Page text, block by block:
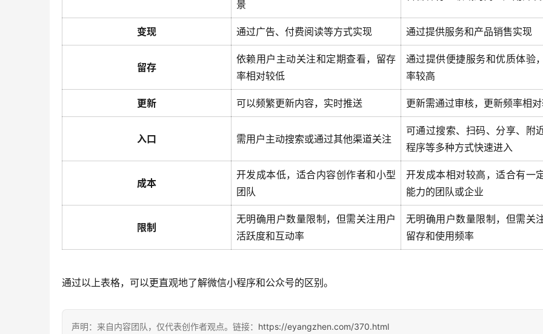
景
变现 通过广告、付费阅读等方式实现 通过提供服务和产品销售实现
留存
依赖用户主动关注和定期查看，留存
率相对较低
通过提供便捷服务和优质体验
率较高
更新 可以频繁更新内容，实时推送 更新需通过审核，更新频率相
入口 需用户主动搜索或通过其他渠道关注
可通过搜索、扫码、分享、附
程序等多种方式快速进入
成本
开发成本低，适合内容创作者和小型
团队
开发成本相对较高，适合有一
能力的团队或企业
限制
无明确用户数量限制，但需关注用户
活跃度和互动率
无明确用户数量限制，但需关
留存和使用频率
通过以上表格，可以更直观地了解微信小程序和公众号的区别。
声明：来自内容团队，仅代表创作者观点。链接： https://eyangzhen.com/370.html